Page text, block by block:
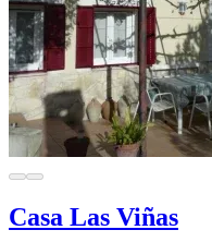
Casa Las Viñas